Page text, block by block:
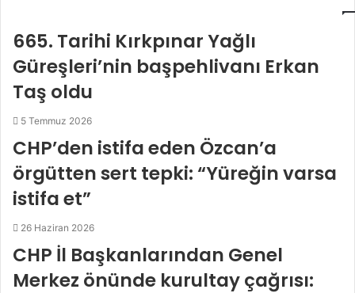
665. Tarihi Kırkpınar Yağlı
Güreşleri’nin başpehlivanı Erkan
Taş oldu
5 Temmuz 2026
CHP’den istifa eden Özcan’a
örgütten sert tepki: “Yüreğin varsa
istifa et”
26 Haziran 2026
CHP İl Başkanlarından Genel
Merkez önünde kurultay çağrısı: